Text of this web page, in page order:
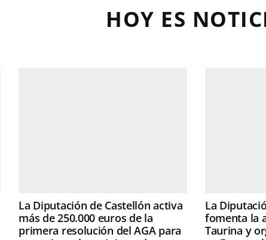
HOY ES
La Diputación de Castellón activa
más de 250.000 euros de la
primera resolución del AGA para
La
fomenta la
Taurina y